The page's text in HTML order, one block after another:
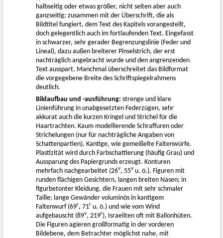
halbseitig oder etwas größer, nicht selten aber auch
ganzseitig; zusammen mit der Überschrift, die als
Bildtitel fungiert, dem Text des Kapitels vorangestellt,
doch gelegentlich auch im fortlaufenden Text. Eingefasst
in schwarzer, sehr gerader Begrenzungslinie (Feder und
Lineal), dazu außen breiterer Pinselstrich, der erst
nachträglich angebracht wurde und den angrenzenden
Text ausspart. Manchmal überschreitet das Bildformat
die vorgegebene Breite des Schriftspiegelrahmens
deutlich.
Bildaufbau und -ausführung: strenge und klare
Linienführung in unabgesetzten Federzügen, sehr
akkurat auch die kurzen Kringel und Strichel für die
Haartrachten. Kaum modellierende Schraffuren oder
Strichelungen (nur für nachträgliche Angaben von
Schattenpartien). Kantige, wie gemeißelte Faltenwürfe.
Plastizität wird durch Farbschattierung (häufig Grau) und
Aussparung des Papiergrunds erzeugt. Konturen
mehrfach nachgearbeitet (26v, 55v u. ö.). Figuren mit
runden flächigen Gesichtern, langen breiten Nasen; in
figurbetonter Kleidung, die Frauen mit sehr schmaler
Taille; lange Gewänder voluminös in kantigem
Faltenwurf (69r, 71r u. ö.) und wie vom Wind
aufgebauscht (89v, 219r), Israeliten oft mit Ballonhüten.
Die Figuren agieren großformatig in der vorderen
Bildebene, dem Betrachter möglichst nahe, mit